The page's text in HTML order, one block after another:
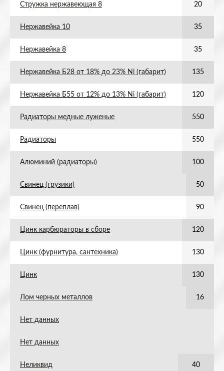
Стружка нержавеющая 8 20
Нержавейка 10 35
Нержавейка 8 35
Нержавейка Б28 от 18% до 23% Ni (габарит) 135
Нержавейка Б55 от 12% до 13% Ni (габарит) 120
Радиаторы медные луженые 550
Радиаторы 550
Алюминий (радиаторы) 100
Свинец (грузики) 50
Свинец (переплав) 90
Цинк карбюраторы в сборе 120
Цинк (фурнитура, сантехника) 130
Цинк 130
Лом черных металлов 16
Нет данных
Нет данных
Неликвид 40